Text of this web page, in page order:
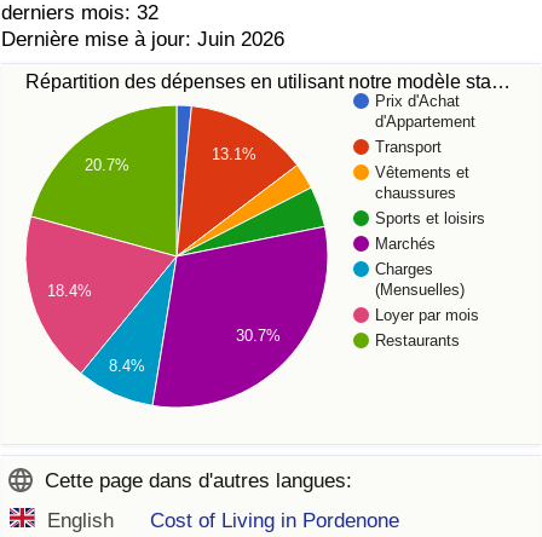
derniers mois: 32
Dernière mise à jour: Juin 2026
Répartition des dépenses en utilisant notre modèle sta…
Prix d'Achat
d'Appartement
Transport
Vêtements et
chaussures
Sports et loisirs
Marchés
Charges
(Mensuelles)
Loyer par mois
Restaurants
13.1%
20.7%
18.4%
8.4%
30.7%
Cette page dans d'autres langues:
English
Cost of Living in Pordenone